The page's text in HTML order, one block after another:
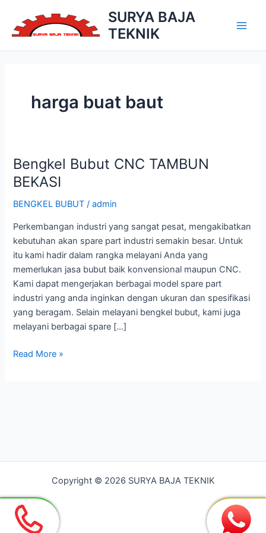
content
SURYA BAJA
TEKNIK
harga buat baut
Bengkel Bubut CNC TAMBUN
BEKASI
BENGKEL BUBUT /admin
Perkembangan industri yang sangat pesat, mengakibatkan
kebutuhan akan spare part industri semakin besar. Untuk
itu kami hadir dalam rangka melayani Anda yang
memerlukan jasa bubut baik konvensional maupun CNC.
Kami dapat mengerjakan berbagai model spare part
industri yang anda inginkan dengan ukuran dan spesifikasi
yang beragam. Selain melayani bengkel bubut, kami juga
melayani berbagai spare […]
Bengkel
Read More »
Copyright © 2026 SURYA BAJA TEKNIK